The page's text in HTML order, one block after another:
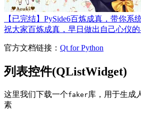
【已完结】PySide6百炼成真，带你系
祝大家百炼成真，早日做出自己心仪
官方文档链接： Qt for Python
列表控件(QListWidget)
这里我们下载一个faker库，用于生成
素